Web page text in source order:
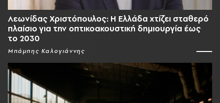
Λεωνίδας Χριστόπουλος: Η Ελλάδα χτίζει σταθερό
πλαίσιο για την οπτικοακουστική δημιουργία έως
το 2030
Μπάμπης Καλογιάννης